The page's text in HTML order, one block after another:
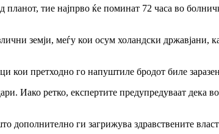
тие најпрво ќе поминат 72 часа во
земји, меѓу кои осум холандски државјани,
кои претходно го напуштиле бродот биле
Иако ретко, експертите предупредуваат дека
ги загрижува здравствените